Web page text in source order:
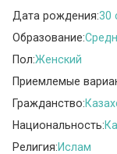
Дата рождения:30
Образование:
Пол:Женский
Приемлемые
Гражданство:
Национальность:
Религия:Ислам